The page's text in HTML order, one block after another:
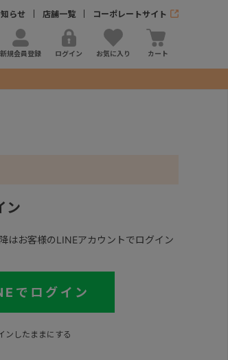
らせ 店舗一覧 コーポレートサイト
新規会員登録 ログイン お気に入り カート
ン
はお客様のLINEアカウントでログイン
でログイン
ンしたままにする